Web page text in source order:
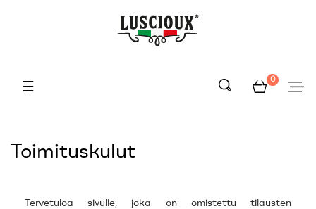
Toggle
☰
0
Toimituskulut
Tervetuloa sivulle, joka on omistettu tilausten